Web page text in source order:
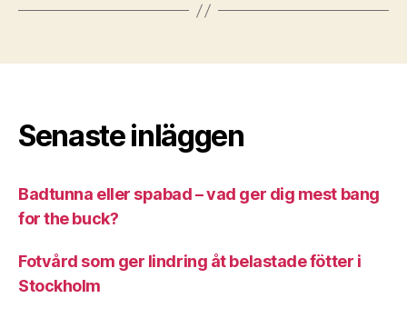
Senaste inläggen
Badtunna eller spabad – vad ger dig mest bang
for the buck?
Fotvård som ger lindring åt belastade fötter i
Stockholm